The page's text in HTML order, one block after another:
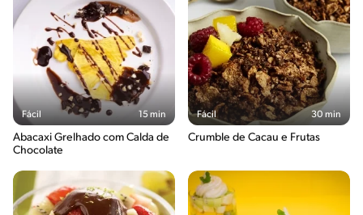
Fácil 15 min
Abacaxi Grelhado com Calda de
Chocolate
Fácil 30 min
Crumble de Cacau e Frutas